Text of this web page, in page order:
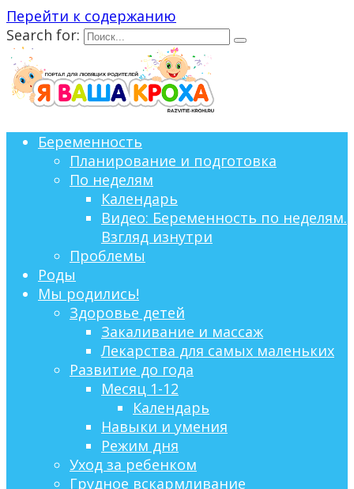
Перейти к содержанию
Search for:
Беременность
Планирование и подготовка
По неделям
Календарь
Видео: Беременность по неделям.
Взгляд изнутри
Проблемы
Роды
Мы родились!
Здоровье детей
Закаливание и массаж
Лекарства для самых маленьких
Развитие до года
Месяц 1-12
Календарь
Навыки и умения
Режим дня
Уход за ребенком
Грудное вскармливание